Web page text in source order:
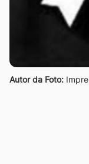
Autor da Foto: